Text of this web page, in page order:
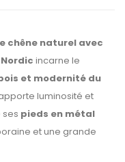
chêne naturel avec
incarne le
et modernité du
luminosité et
pieds en métal
et une grande